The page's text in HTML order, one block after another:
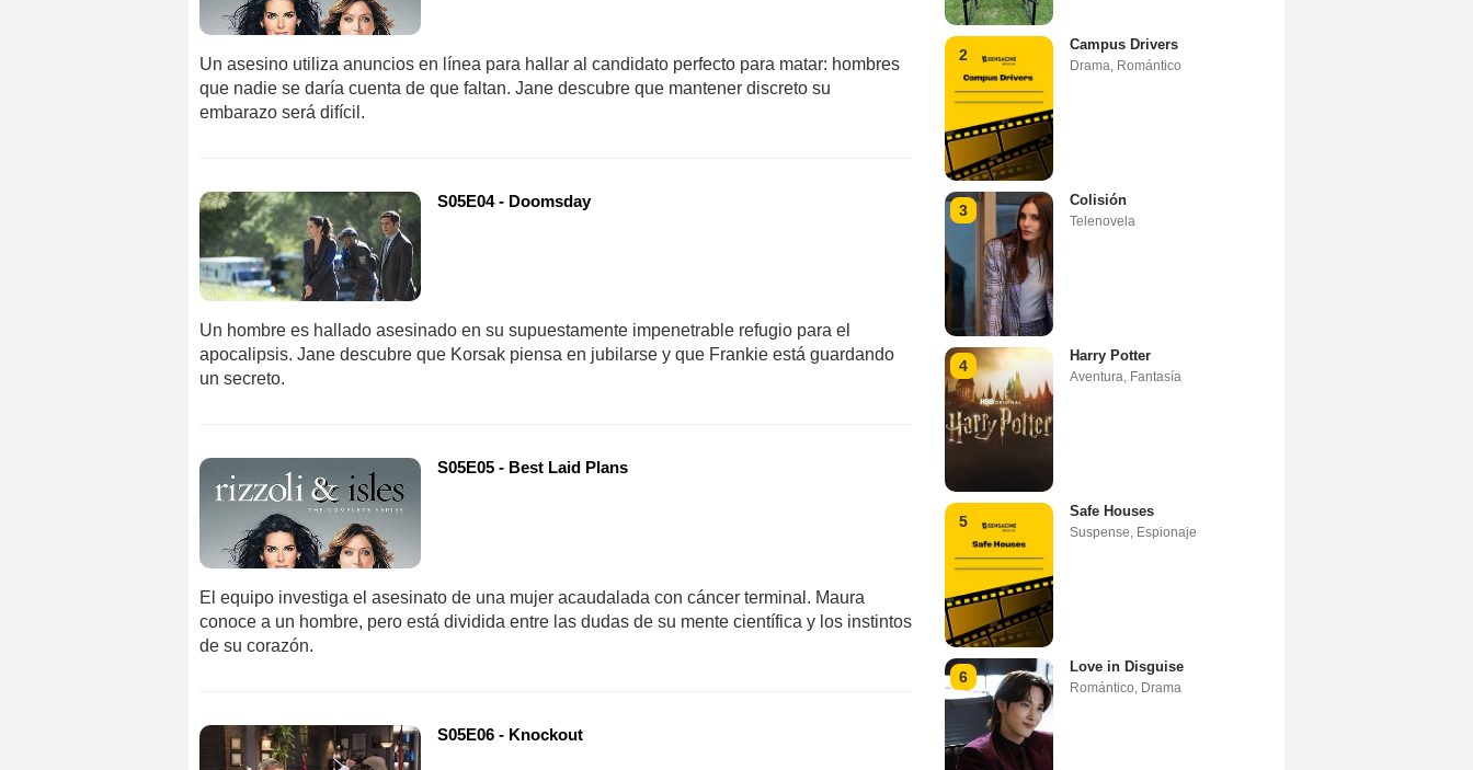
Un asesino utiliza anuncios en línea para hallar al candidato perfecto para matar: hombres
que nadie se daría cuenta de que faltan. Jane descubre que mantener discreto su
embarazo será difícil.
S05E04 - Doomsday
Un hombre es hallado asesinado en su supuestamente impenetrable refugio para el
apocalipsis. Jane descubre que Korsak piensa en jubilarse y que Frankie está guardando
un secreto.
S05E05 - Best Laid Plans
El equipo investiga el asesinato de una mujer acaudalada con cáncer terminal. Maura
conoce a un hombre, pero está dividida entre las dudas de su mente científica y los instintos
de su corazón.
S05E06 - Knockout
2
Campus Drivers
Drama Romántico
3
Colisión
Telenovela
4
Harry Potter
Aventura Fantasía
5
Safe Houses
Suspense Espionaje
6
Love in Disguise
Romántico Drama